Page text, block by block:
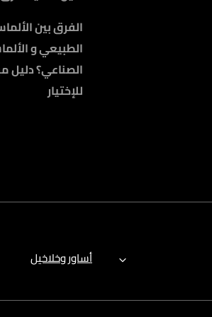
الفرق بين
الطبيعي و
الصناعي؟ دليل
للإختيار
أساور وخلاخيل